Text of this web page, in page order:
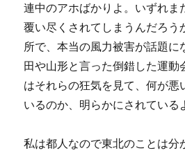
連中のアホばかりよ。いずれま
覆い尽くされてしまうんだろう
所で、本当の風力被害が話題に
田や山形と言った倒錯した運動
はそれらの狂気を見て、何が悪
いるのか、明らかにされている
私は都人なので東北のことは分